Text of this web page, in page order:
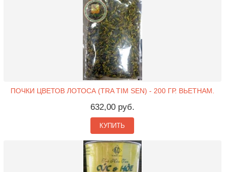
ПОЧКИ ЦВЕТОВ ЛОТОСА (TRA TIM SEN) - 200 ГР. ВЬЕТНАМ.
632,00 руб.
КУПИТЬ